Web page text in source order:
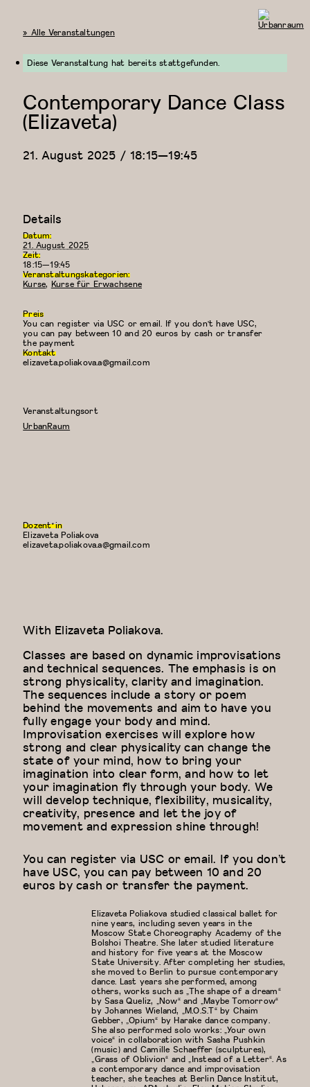
« Alle Veranstaltungen
Diese Veranstaltung hat bereits stattgefunden.
Contemporary Dance Class
(Elizaveta)
21. August 2025 / 18:15—19:45
With Elizaveta Poliakova.
Classes are based on dynamic improvisations
and technical sequences. The emphasis is on
strong physicality, clarity and imagination.
The sequences include a story or poem
behind the movements and aim to have you
fully engage your body and mind.
Improvisation exercises will explore how
strong and clear physicality can change the
state of your mind, how to bring your
imagination into clear form, and how to let
your imagination fly through your body. We
will develop technique, flexibility, musicality,
creativity, presence and let the joy of
movement and expression shine through!
You can register via USC or email. If you don’t
have USC, you can pay between 10 and 20
euros by cash or transfer the payment.
Details
Datum:
21. August 2025
Zeit:
18:15—19:45
Veranstaltungskategorien:
Kurse, Kurse für Erwachsene
Veranstaltungsort
UrbanRaum
Dozent*in
Elizaveta Poliakova
E-
elizaveta.poliakova.a@gmail.com
Preis
You can register via USC or email. If you don't have USC,
you can pay between 10 and 20 euros by cash or transfer
the payment
Kontakt
elizaveta.poliakova.a@gmail.com
Elizaveta Poliakova studied classical ballet for
nine years, including seven years in the
Moscow State Choreography Academy of the
Bolshoi Theatre. She later studied literature
and history for five years at the Moscow
State University. After completing her studies,
she moved to Berlin to pursue contemporary
dance. Last years she performed, among
others, works such as „The shape of a dream“
by Sasa Queliz, „Now“ and „Maybe Tomorrow“
by Johannes Wieland, „M.O.S.T“ by Chaim
Gebber, „Opium“ by Harake dance company.
She also performed solo works: „Your own
voice“ in collaboration with Sasha Pushkin
(music) and Camille Schaeffer (sculptures),
„Grass of Oblivion“ and „Instead of a Letter“. As
a contemporary dance and improvisation
teacher, she teaches at Berlin Dance Institut,